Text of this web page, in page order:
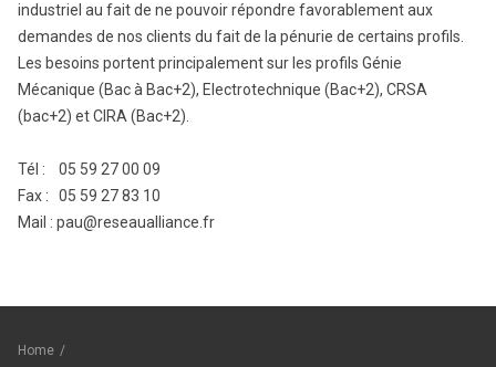
industriel au fait de ne pouvoir répondre favorablement aux
demandes de nos clients du fait de la pénurie de certains profils.
Les besoins portent principalement sur les profils Génie
Mécanique (Bac à Bac+2), Electrotechnique (Bac+2), CRSA
(bac+2) et CIRA (Bac+2).
Tél : 05 59 27 00 09
Fax : 05 59 27 83 10
Mail : pau@reseaualliance.fr
Home /